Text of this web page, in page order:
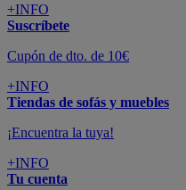
+INFO
Suscríbete
Cupón de dto. de 10€
+INFO
Tiendas de sofás y muebles
¡Encuentra la tuya!
+INFO
Tu cuenta